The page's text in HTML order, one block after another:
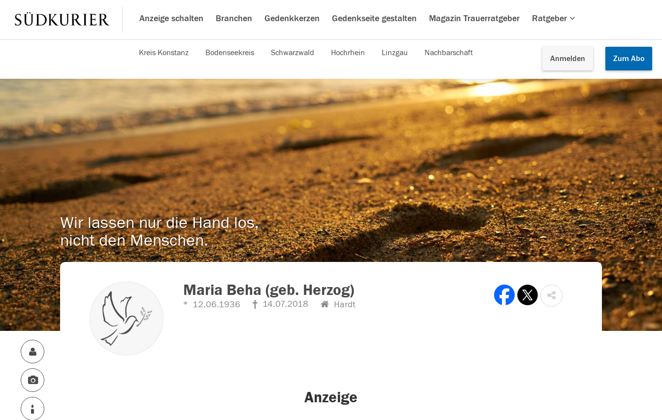
Anzeige schalten Branchen Gedenkkerzen Gedenkseite gestalten Magazin Trauerratgeber Ratgeber
Anmelden Zum Abo
Kreis Konstanz Bodenseekreis Schwarzwald Hochrhein Linzgau Nachbarschaft
Wir lassen nur die Hand los,
nicht den Menschen.
Maria Beha (geb. Herzog)
12.06.1936 14.07.2018 Hardt
Anzeige